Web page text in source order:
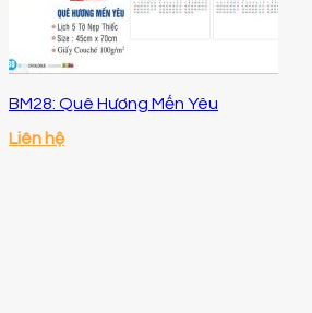
BM28: Quê Hương Mến Yêu
Liên hệ